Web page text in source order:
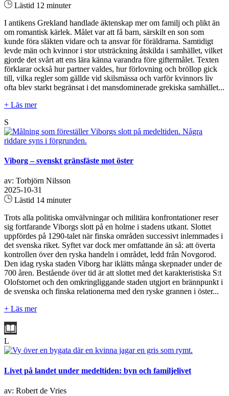
Lästid 12 minuter
I antikens Grekland handlade äktenskap mer om familj och plikt än
om romantisk kärlek. Målet var att få barn, särskilt en son som
kunde föra släkten vidare och ta ansvar för föräldrarna. Samtidigt
levde män och kvinnor i stor utsträckning åtskilda i samhället, vilket
gjorde det svårt att ens lära känna varandra före giftermålet. Texten
förklarar också hur partner valdes, hur förlovning och bröllop gick
till, vilka regler som gällde vid skilsmässa och varför kvinnors liv
ofta blev starkt begränsat i det mansdominerade grekiska samhället...
+ Läs mer
S
Viborg – svenskt gränsfäste mot öster
av: Torbjörn Nilsson
2025-10-31
Lästid 14 minuter
Trots alla politiska omvälvningar och militära konfrontationer reser
sig fortfarande Viborgs slott på en holme i stadens utkant. Slottet
uppfördes på 1290-talet när finska områden successivt inlemmades i
det svenska riket. Syftet var dock mer omfattande än så: att överta
kontrollen över den ryska handeln i området, ledd från Novgorod.
Den idag ryska staden Viborg har iklätts många skepnader under de
700 åren. Bestående över tid är att slottet med det karakteristiska S:t
Olofstornet och den omkringliggande staden utgjort en brännpunkt i
de svenska och finska relationerna med den ryske grannen i öster...
+ Läs mer
L
Livet på landet under medeltiden: byn och familjelivet
av: Robert de Vries